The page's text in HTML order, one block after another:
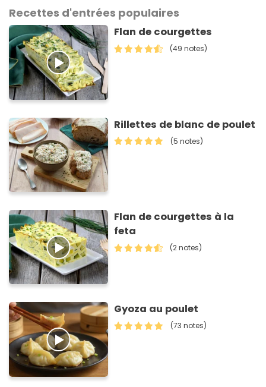
Recettes d'entrées populaires
Flan de courgettes
(49 notes)
Rillettes de blanc de poulet
(5 notes)
Flan de courgettes à la
feta
(2 notes)
Gyoza au poulet
(73 notes)